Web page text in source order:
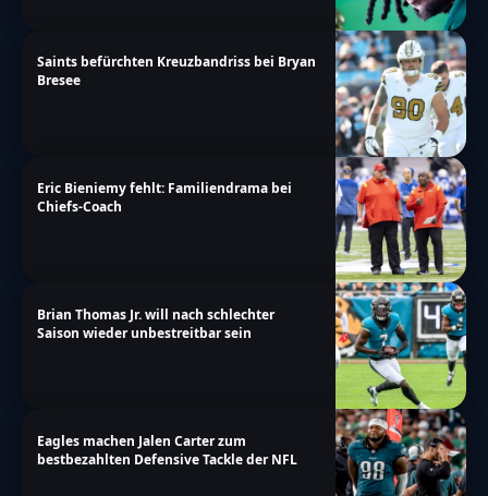
Saints befürchten Kreuzbandriss bei Bryan
Bresee
Eric Bieniemy fehlt: Familiendrama bei
Chiefs-Coach
Brian Thomas Jr. will nach schlechter
Saison wieder unbestreitbar sein
Eagles machen Jalen Carter zum
bestbezahlten Defensive Tackle der NFL